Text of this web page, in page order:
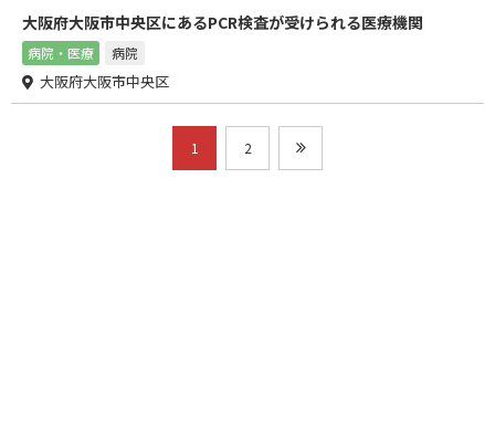
大阪府大阪市中央区にあるPCR検査が受けられる医療機関
病院・医療 病院
大阪府大阪市中央区
1 2